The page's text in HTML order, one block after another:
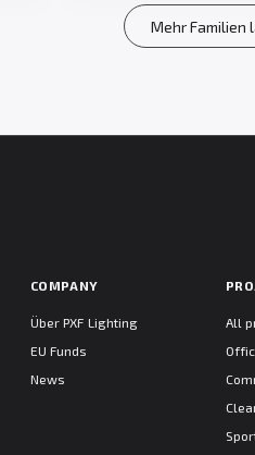
Mehr Familien
COMPANY
Über PXF Lighting
EU Funds
News
All